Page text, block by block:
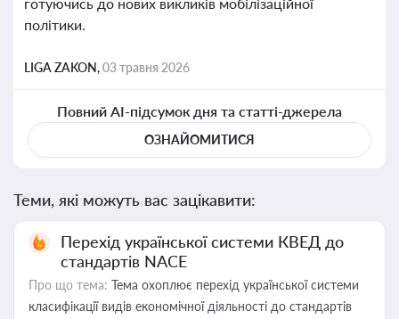
політики.
LIGA ZAKON,03 травня 2026
Повний AI-підсумок дня та статті-джерела
ОЗНАЙОМИТИСЯ
Теми, які можуть вас зацікавити:
Перехід української системи КВЕД до
стандартів NACE
Про що тема: Тема охоплює перехід української системи
класифікації видів економічної діяльності до стандартів